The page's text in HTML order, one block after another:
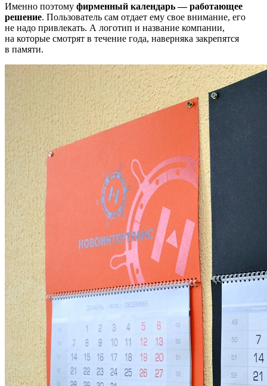
Именно поэтому фирменный календарь — работающее
решение. Пользователь сам отдает ему свое внимание, его
не надо привлекать. А логотип и название компании,
на которые смотрят в течение года, наверняка закрепятся
в памяти.